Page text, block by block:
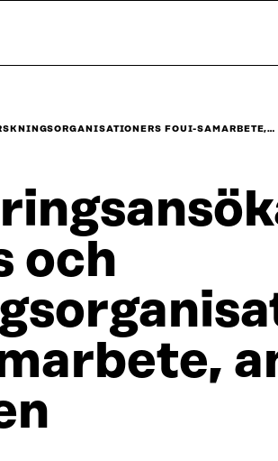
FOUI-SAMARBETE,…
och